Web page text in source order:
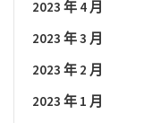
2023 年 4 月
2023 年 3 月
2023 年 2 月
2023 年 1 月